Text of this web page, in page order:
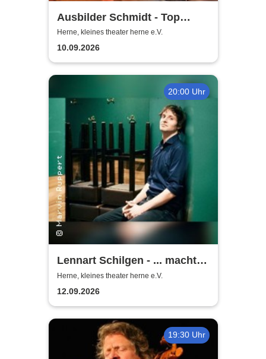
Ausbilder Schmidt - Top
Lusche de Luxe
Herne, kleines theater herne e.V.
10.09.2026
20:00 Uhr
Lennart Schilgen - ... macht
nichts! Lieder vom Schleifen
und Schleifen lassen
Herne, kleines theater herne e.V.
12.09.2026
19:30 Uhr